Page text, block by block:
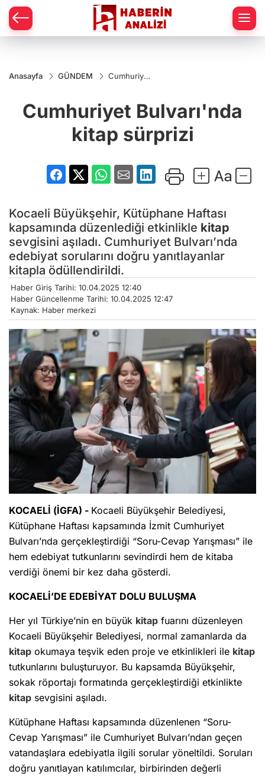
Anasayfa GÜNDEM
Cumhuriyet
sürprizi
Cumhuriyet Bulvarı'nda
kitap sürprizi
Kocaeli Büyükşehir, Kütüphane Haftası
kapsamında düzenlediği etkinlikle kitap
sevgisini aşıladı. Cumhuriyet Bulvarı’nda
edebiyat sorularını doğru yanıtlayanlar
kitapla ödüllendirildi.
Haber Giriş Tarihi: 10.04.2025 12:40
Haber Güncellenme Tarihi: 10.04.2025 12:47
Kaynak: Haber merkezi
KOCAELİ (İGFA) - Kocaeli Büyükşehir Belediyesi,
Kütüphane Haftası kapsamında İzmit Cumhuriyet
Bulvarı’nda gerçekleştirdiği “Soru-Cevap Yarışması” ile
hem edebiyat tutkunlarını sevindirdi hem de kitaba
verdiği önemi bir kez daha gösterdi.
KOCAELİ’DE EDEBİYAT DOLU BULUŞMA
Her yıl Türkiye’nin en büyük kitap fuarını düzenleyen
Kocaeli Büyükşehir Belediyesi, normal zamanlarda da
kitap okumaya teşvik eden proje ve etkinlikleri ile kitap
tutkunlarını buluşturuyor. Bu kapsamda Büyükşehir,
sokak röportajı formatında gerçekleştirdiği etkinlikte
kitap sevgisini aşıladı.
Kütüphane Haftası kapsamında düzenlenen “Soru-
Cevap Yarışması” ile Cumhuriyet Bulvarı’ndan geçen
vatandaşlara edebiyatla ilgili sorular yöneltildi. Soruları
doğru yanıtlayan katılımcılar, birbirinden değerli